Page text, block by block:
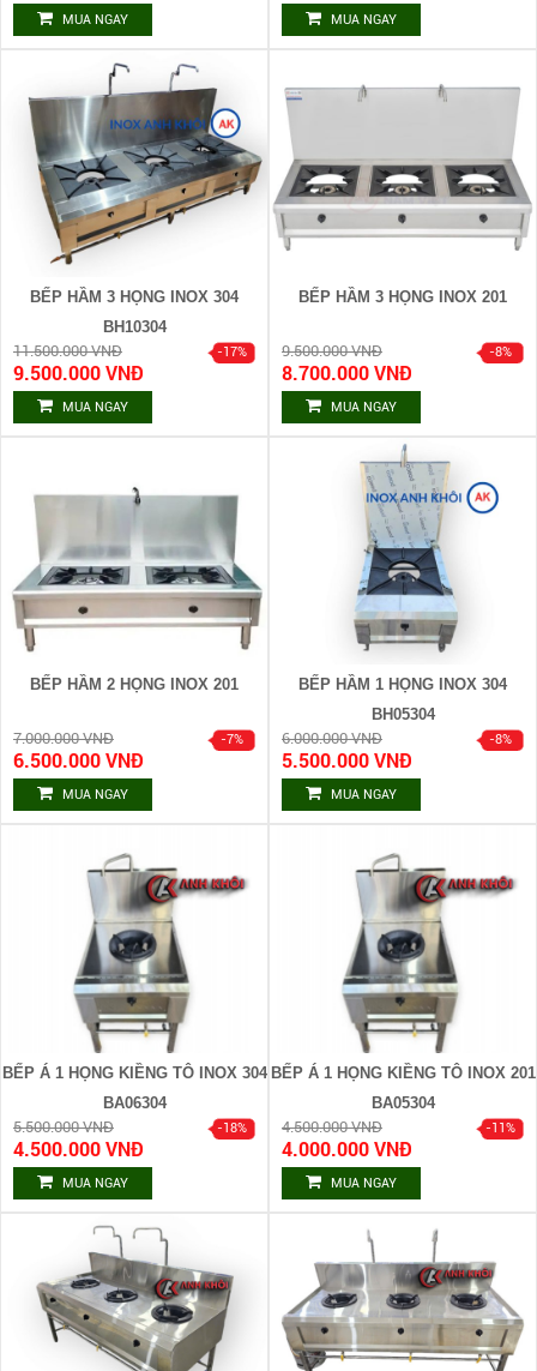
MUA NGAY MUA NGAY
BẾP HẦM 3 HỌNG INOX 304
BH10304
11.500.000 VNĐ
9.500.000 VNĐ
MUA NGAY
BẾP HẦM 3 HỌNG INOX 201
9.500.000 VNĐ
8.700.000 VNĐ
MUA NGAY
BẾP HẦM 2 HỌNG INOX 201
7.000.000 VNĐ
6.500.000 VNĐ
MUA NGAY
BẾP HẦM 1 HỌNG INOX 304
BH05304
6.000.000 VNĐ
5.500.000 VNĐ
MUA NGAY
BẾP Á 1 HỌNG KIỀNG TÔ INOX 304
BA06304
5.500.000 VNĐ
4.500.000 VNĐ
MUA NGAY
BẾP Á 1 HỌNG KIỀNG TÔ INOX 201
BA05304
4.500.000 VNĐ
4.000.000 VNĐ
MUA NGAY